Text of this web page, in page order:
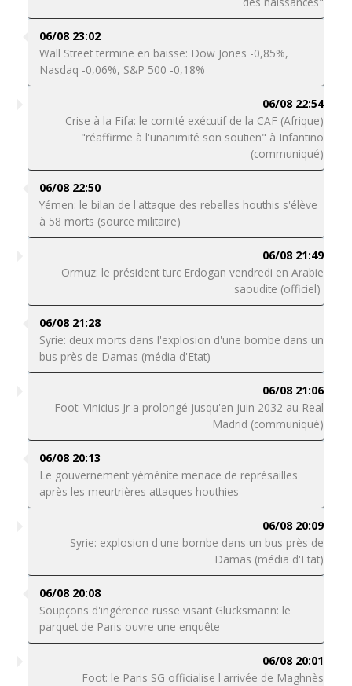
06/08 23:02
Wall Street termine en baisse: Dow Jones -0,85%,
Nasdaq -0,06%, S&P 500 -0,18%
06/08 22:54
Crise à la Fifa: le comité exécutif de la CAF (Afrique)
"réaffirme à l'unanimité son soutien" à Infantino
(communiqué)
06/08 22:50
Yémen: le bilan de l'attaque des rebelles houthis s'élève
à 58 morts (source militaire)
06/08 21:49
Ormuz: le président turc Erdogan vendredi en Arabie
saoudite (officiel)
06/08 21:28
Syrie: deux morts dans l'explosion d'une bombe dans un
bus près de Damas (média d'Etat)
06/08 21:06
Foot: Vinicius Jr a prolongé jusqu'en juin 2032 au Real
Madrid (communiqué)
06/08 20:13
Le gouvernement yéménite menace de représailles
après les meurtrières attaques houthies
06/08 20:09
Syrie: explosion d'une bombe dans un bus près de
Damas (média d'Etat)
06/08 20:08
Soupçons d'ingérence russe visant Glucksmann: le
parquet de Paris ouvre une enquête
06/08 20:01
Foot: le Paris SG officialise l'arrivée de Maghnès